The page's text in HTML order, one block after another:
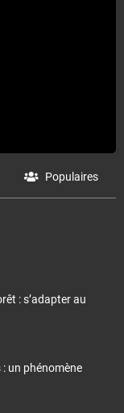
Populaires
: s’adapter au
un phénomène